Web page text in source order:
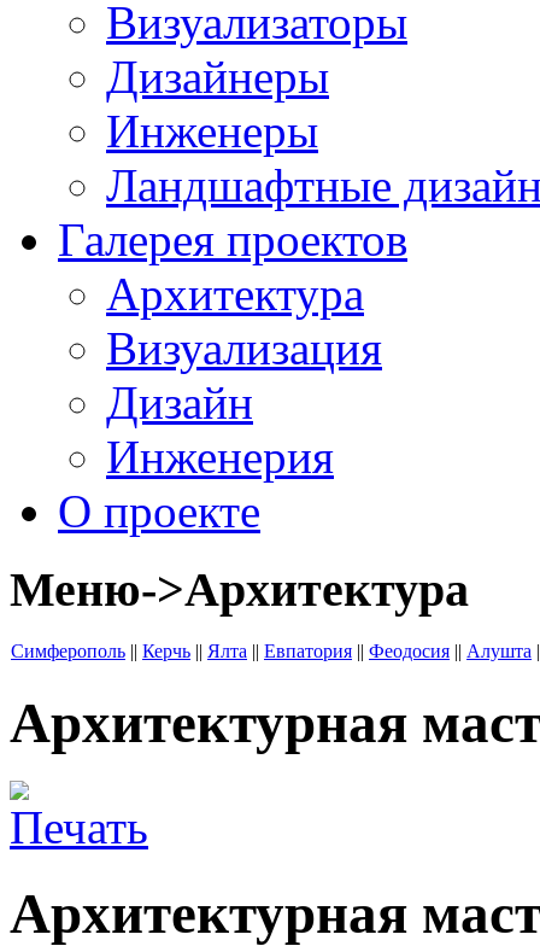
Визуализаторы
Дизайнеры
Инженеры
Ландшафтные
Галерея проектов
Архитектура
Визуализация
Дизайн
Инженерия
О проекте
Меню->Архитектура
Симферополь || Керчь || Ялта || Евпатория || Феодосия || Алушта
Архитектурная
Архитектурная